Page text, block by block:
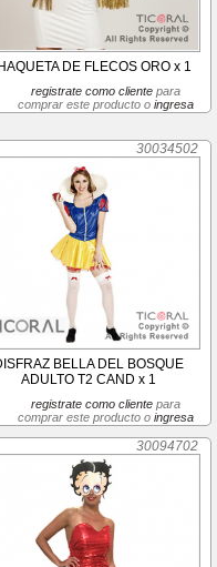
DE FLECOS ORO x 1
registrate como clientepara
comprar este producto o ingresa
30034502
BELLA DEL BOSQUE
ADULTO T2 CAND x 1
registrate como clientepara
comprar este producto o ingresa
30094702